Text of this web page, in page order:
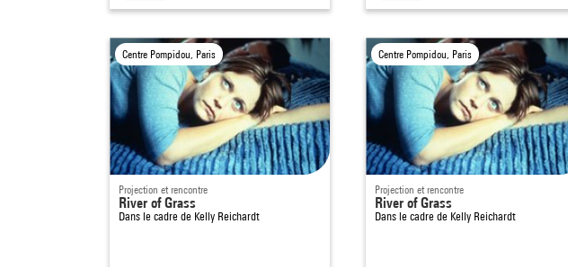
Centre Pompidou, Paris
Projection et rencontre
River of Grass
Dans le cadre de Kelly Reichardt
Centre Pompidou, Paris
Projection et rencontre
River of Grass
Dans le cadre de Kelly Reichardt